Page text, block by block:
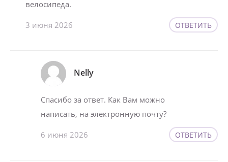
велосипеда.
3 июня 2026 ОТВЕТИТЬ
Nelly
Спасибо за ответ. Как Вам можно
написать, на электронную почту?
6 июня 2026 ОТВЕТИТЬ